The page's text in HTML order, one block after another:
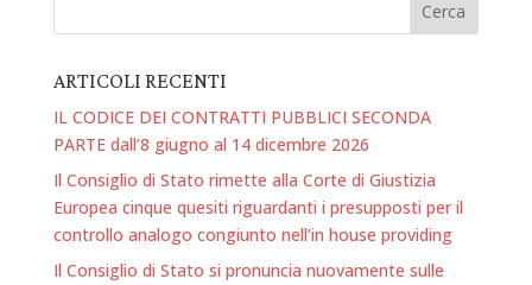
ARTICOLI RECENTI
IL CODICE DEI CONTRATTI PUBBLICI SECONDA
PARTE dall’8 giugno al 14 dicembre 2026
Il Consiglio di Stato rimette alla Corte di Giustizia
Europea cinque quesiti riguardanti i presupposti per il
controllo analogo congiunto nell’in house providing
Il Consiglio di Stato si pronuncia nuovamente sulle